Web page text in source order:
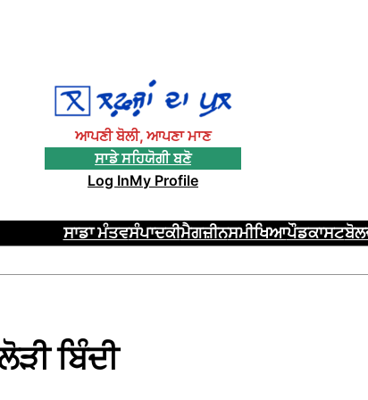
ਆਪਣੀ ਬੋਲੀ, ਆਪਣਾ ਮਾਣ
ਸਾਡੇ ਸਹਿਯੋਗੀ ਬਣੋ
Log InMy Profile
ਸਾਡਾ ਮੰਤਵਸੰਪਾਦਕੀਮੈਗਜ਼ੀਨਸਮੀਖਿਆਪੌਡਕਾਸਟ
ਬਿੰਦੀ